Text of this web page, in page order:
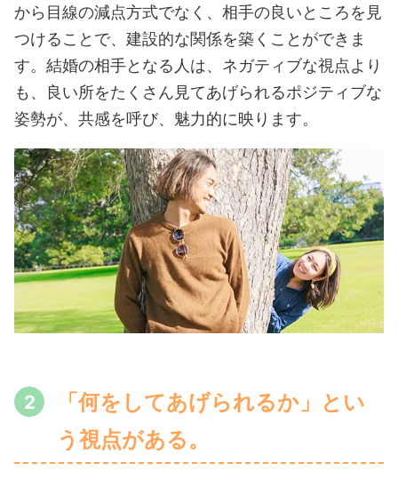
から目線の減点方式でなく、相手の良いところを見
つけることで、建設的な関係を築くことができま
す。結婚の相手となる人は、ネガティブな視点より
も、良い所をたくさん見てあげられるポジティブな
姿勢が、共感を呼び、魅力的に映ります。
「何をしてあげられるか」とい
う視点がある。